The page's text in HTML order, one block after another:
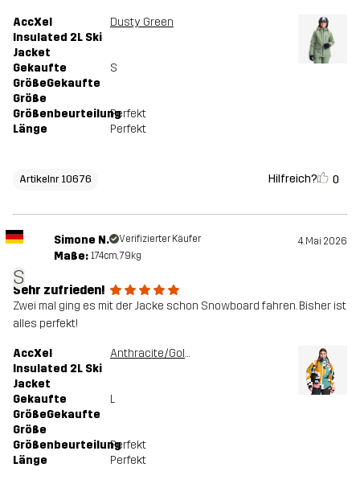
AccXel
Insulated 2L Ski
Jacket
Dusty Green
Gekaufte
GrößeGekaufte
Größe
S
GrößenbeurteilungPerfekt
Länge
Perfekt
Artikelnr 10676 Hilfreich? 0
S
Simone N. Verifizierter Käufer 4. Mai 2026
Maße: 174cm, 79kg
Sehr zufrieden!
Zwei mal ging es mit der Jacke schon Snowboard fahren. Bisher ist
alles perfekt!
AccXel
Insulated 2L Ski
Jacket
Anthracite/Golden Yellow
Gekaufte
GrößeGekaufte
Größe
L
GrößenbeurteilungPerfekt
Länge
Perfekt